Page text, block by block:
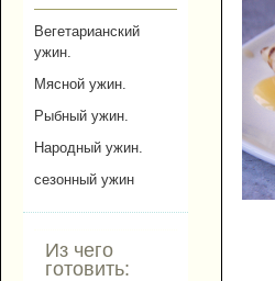
Вегетарианский
ужин.
Мясной ужин.
Рыбный ужин.
Народный ужин.
сезонный ужин
Из чего
готовить: